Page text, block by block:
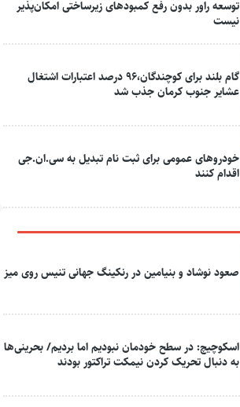
توسعه راور بدون رفع کمبودهای زیرساختی امکان‌پذیر
نیست
گام بلند برای کوچندگان،۹۶ درصد اعتبارات اشتغال
عشایر جنوب کرمان جذب شد
خودروهای عمومی برای ثبت نام تبدیل به سی.ان.جی
اقدام کنند
صعود نوشاد و بنیامین در رنکینگ جهانی تنیس روی میز
اسکوچیچ: در سطح خودمان نبودیم اما بردیم/ بحرینی‌ها
به دنبال تحریک کردن نیمکت تراکتور بودند